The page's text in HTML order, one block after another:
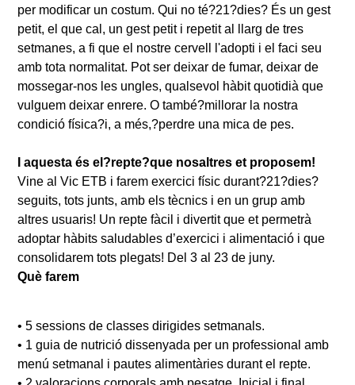
per modificar un costum. Qui no té?21?dies? És un gest
petit, el que cal, un gest petit i repetit al llarg de tres
setmanes, a fi que el nostre cervell l'adopti i el faci seu
amb tota normalitat. Pot ser deixar de fumar, deixar de
mossegar-nos les ungles, qualsevol hàbit quotidià que
vulguem deixar enrere. O també?millorar la nostra
condició física?i, a més,?perdre una mica de pes.
I aquesta és el?repte?que nosaltres et proposem!
Vine al Vic ETB i farem exercici físic durant?21?dies?
seguits, tots junts, amb els tècnics i en un grup amb
altres usuaris! Un repte fàcil i divertit que et permetrà
adoptar hàbits saludables d’exercici i alimentació i que
consolidarem tots plegats! Del 3 al 23 de juny.
Què farem
• 5 sessions de classes dirigides setmanals.
• 1 guia de nutrició dissenyada per un professional amb
menú setmanal i pautes alimentàries durant el repte.